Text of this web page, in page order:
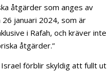
åtgärder som anges av
januari 2024, som är
i Rafah, och kräver inte
åtgärder.”
förblir skyldig att fullt ut